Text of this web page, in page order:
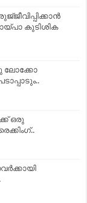
കുടിശിക
ലോക്കോ
ഒരു